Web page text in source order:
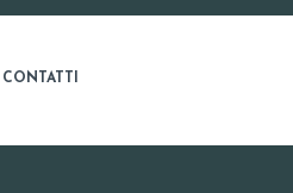
CONTATTI